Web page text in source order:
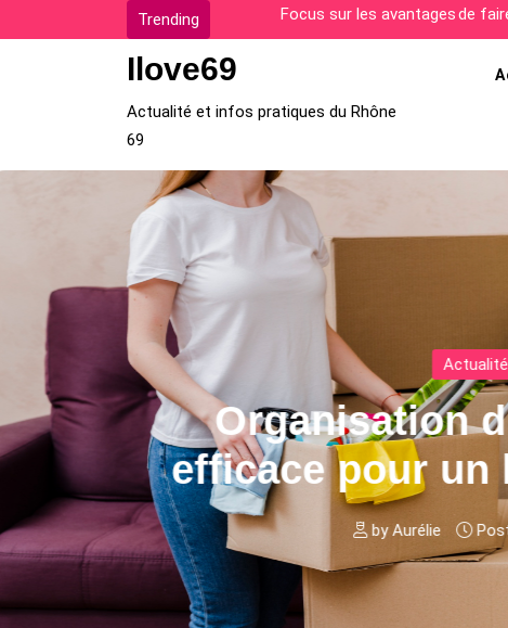
to
Trending Comment surmonter les
Ilove69
Actualité et infos pratiques du Rhône
69